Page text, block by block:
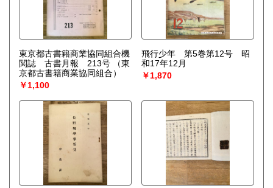
東京都古書籍商業協同組合機
関誌 古書月報 213号
（東
京都古書籍商業協同組合）
￥1,100
飛行少年 第5巻第12号 昭
和17年12月
￥1,870